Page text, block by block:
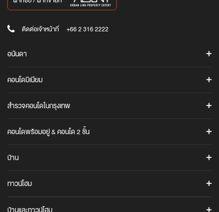
ติดต่อเจ้าหน้าที่ +66 2 316 2222
อนันดา
ค้นหาโครงการ
ข่าวสาร
Cocoro Application
ข้อมูลบริษัท
อนันดา เมมเบอร์คลับ
คอนโดมิเนียม
แอชตัน อโศก
แอชตัน อโศก-พระราม 9
COCO PARC
IDEO Q
ไอดีโอ คิว สุขุมวิท 36
สำรวจคอนโดในกรุงเทพ
คอนโดทั้งหมดในกรุงเทพ
คอนโดใกล้รถไฟฟ้า BTS / MRT / ARL
คอนโดสุขุมวิท
คอนโดพระราม 9
คอนโดพร้อมอยู่ & คอนโด 2 ชั้น
บ้าน
ANANN VILLAS
URBANIO
ทาวน์โฮม